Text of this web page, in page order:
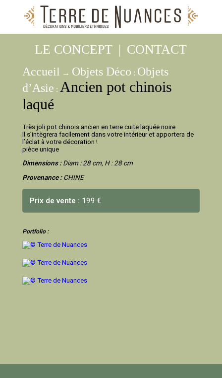
LE CONCEPT | CONTACT
Accueil → Objets Déco : Objets
d’Asie : Ancien pot chinois
laqué
Très joli pot chinois ancien en terre cuite laquée noire
Il s’intègrera facilement dans votre intérieur et apportera de
l’éclat à votre décoration !
pièce unique
Dimensions :Diam : 28 cm, H : 28 cm
Provenance :CHINE
Prix de vente : 199 €
Portfolio :